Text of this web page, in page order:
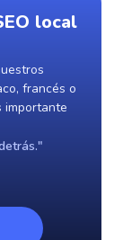
local
francés o
importante